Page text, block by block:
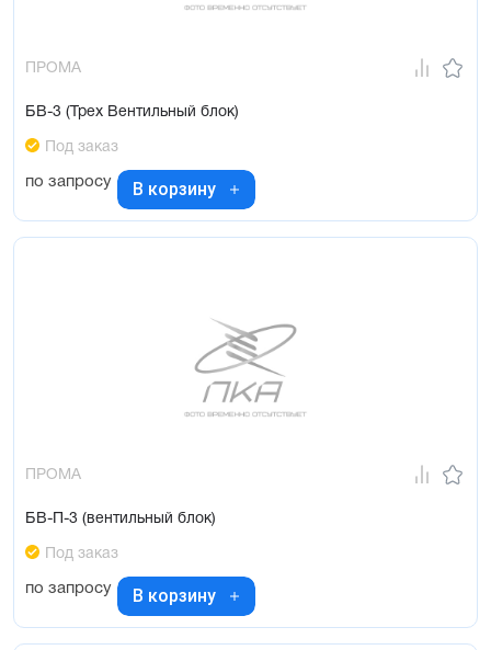
ПРОМА
БВ-3 (Трех Вентильный блок)
Под заказ
по запросу В корзину
ПРОМА
БВ-П-3 (вентильный блок)
Под заказ
по запросу В корзину